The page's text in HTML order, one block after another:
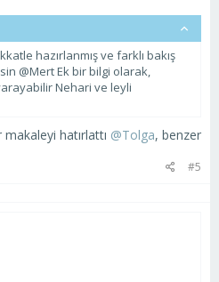
hazırlanmış ve farklı bakış
@Mert Ek bir bilgi olarak,
Nehari ve leyli
hatırlattı @Tolga, benzer
#5